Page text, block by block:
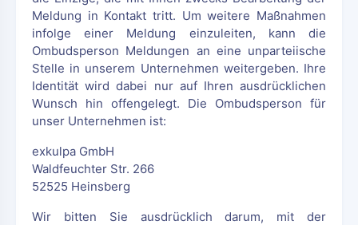
Meldung in Kontakt tritt. Um weitere Maßnahmen
infolge einer Meldung einzuleiten, kann die
Ombudsperson Meldungen an eine unparteiische
Stelle in unserem Unternehmen weitergeben. Ihre
Identität wird dabei nur auf Ihren ausdrücklichen
Wunsch hin offengelegt. Die Ombudsperson für
unser Unternehmen ist:
exkulpa GmbH
Waldfeuchter Str. 266
52525 Heinsberg
Wir bitten Sie ausdrücklich darum, mit der